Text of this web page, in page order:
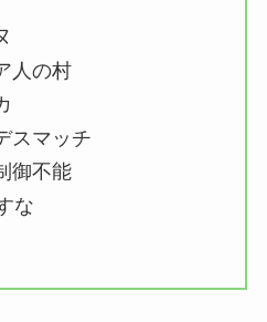
人の村
スマッチ
御不能
な